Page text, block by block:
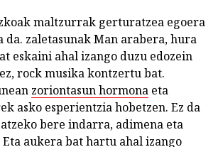
maltzurrak gerturatzea egoera
da. zaletasunak Man arabera, hura
eskaini ahal izango duzu edozein
rock musika kontzertu bat.
zoriontasun hormona eta
asko esperientzia hobetzen. Ez da
bere indarra, adimena eta
aukera bat hartu ahal izango